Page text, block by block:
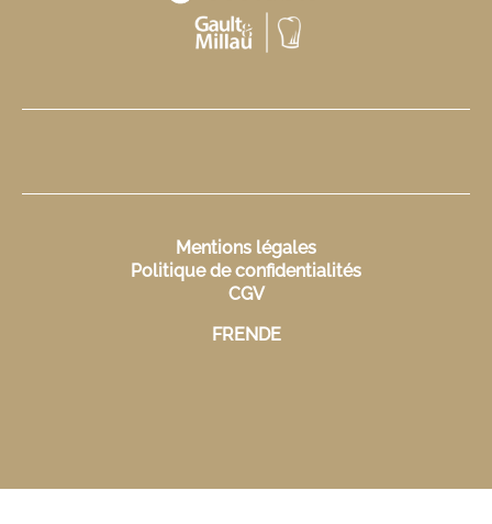
Mentions légales
Politique de confidentialités
CGV
FREN DE